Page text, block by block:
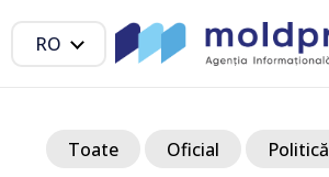
RO
Toate Oficial Politică